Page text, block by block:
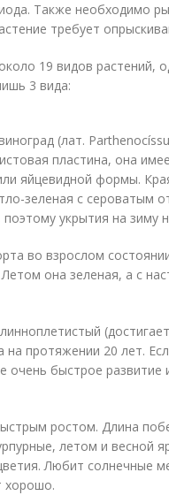
Также необходимо
требует
19 видов растений,
3 вида:
(лат.
пластина, она
яйцевидной формы.
зеленая с сероватым
укрытия на зиму
во взрослом
она зеленая, а с
протяжении 20 лет.
очень быстрое
ростом. Длина
летом и весной
Любит солнечные
хорошо.